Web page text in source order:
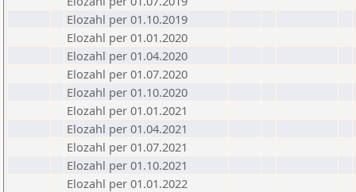
Elozahl per 01.10.2019
Elozahl per 01.01.2020
Elozahl per 01.04.2020
Elozahl per 01.07.2020
Elozahl per 01.10.2020
Elozahl per 01.01.2021
Elozahl per 01.04.2021
Elozahl per 01.07.2021
Elozahl per 01.10.2021
Elozahl per 01.01.2022